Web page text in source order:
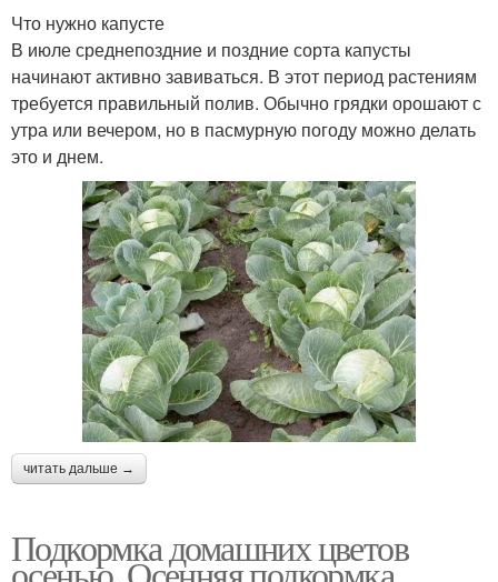
Что нужно капусте
В июле среднепоздние и поздние сорта капусты
начинают активно завиваться. В этот период растениям
требуется правильный полив. Обычно грядки орошают с
утра или вечером, но в пасмурную погоду можно делать
это и днем.
читать дальше →
Подкормка домашних цветов